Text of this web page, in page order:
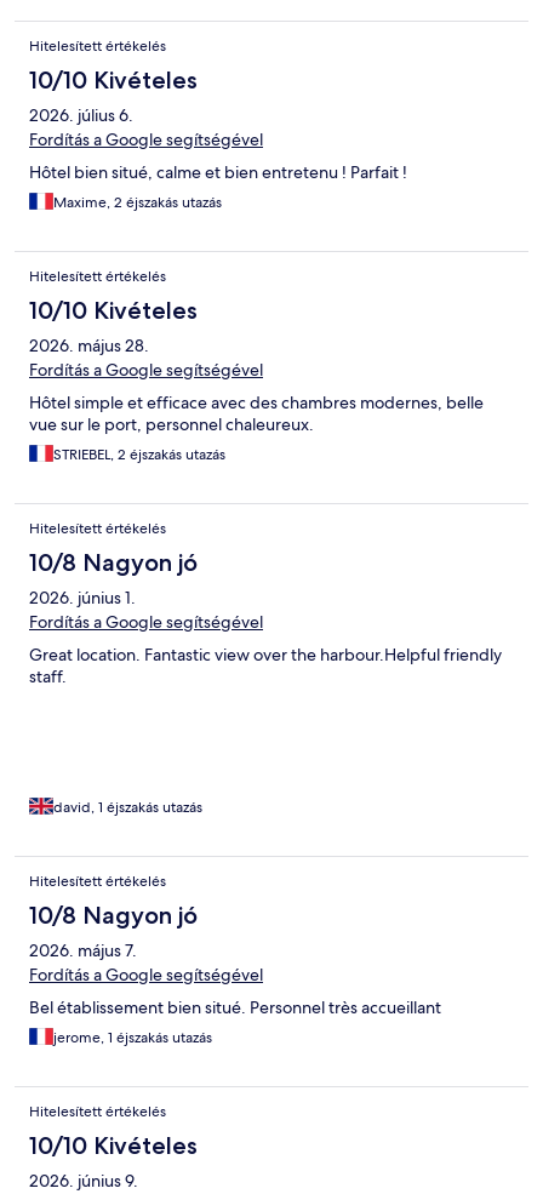
Hitelesített értékelés
10/10 Kivételes
2026. július 6.
Fordítás a Google segítségével
Hôtel bien situé, calme et bien entretenu ! Parfait !
Maxime, 2 éjszakás utazás
Hitelesített értékelés
10/10 Kivételes
2026. május 28.
Fordítás a Google segítségével
Hôtel simple et efficace avec des chambres modernes, belle
vue sur le port, personnel chaleureux.
STRIEBEL, 2 éjszakás utazás
Hitelesített értékelés
10/8 Nagyon jó
2026. június 1.
Fordítás a Google segítségével
Great location. Fantastic view over the harbour.Helpful friendly
staff.
david, 1 éjszakás utazás
Hitelesített értékelés
10/8 Nagyon jó
2026. május 7.
Fordítás a Google segítségével
Bel établissement bien situé. Personnel très accueillant
jerome, 1 éjszakás utazás
Hitelesített értékelés
10/10 Kivételes
2026. június 9.